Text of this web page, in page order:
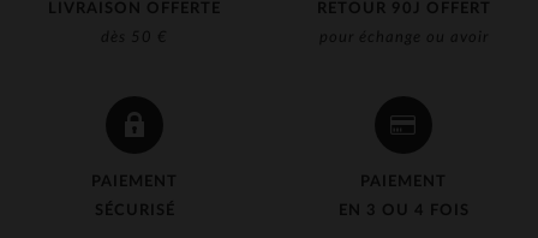
LIVRAISON OFFERTE
dès 50 €
RETOUR 90J OFFERT
pour échange ou avoir
PAIEMENT
SÉCURISÉ
PAIEMENT
EN 3 OU 4 FOIS